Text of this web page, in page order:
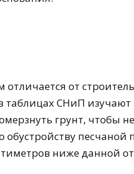
от
таблицах СНиП изучают
грунт, чтобы
песчаной
ниже данной